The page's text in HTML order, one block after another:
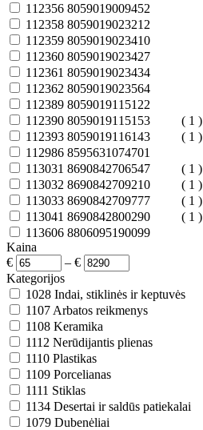
112356 8059019009452
112358 8059019023212
112359 8059019023410
112360 8059019023427
112361 8059019023434
112362 8059019023564
112389 8059019115122
112390 8059019115153
( 1 )
112393 8059019116143
( 1 )
112986 8595631074701
113031 8690842706547
( 1 )
113032 8690842709210
( 1 )
113033 8690842709777
( 1 )
113041 8690842800290
( 1 )
113606 8806095190099
Kaina
€
– €
Kategorijos
1028 Indai, stiklinės ir keptuvės
1107 Arbatos reikmenys
1108 Keramika
1112 Nerūdijantis plienas
1110 Plastikas
1109 Porcelianas
1111 Stiklas
1134 Desertai ir saldūs patiekalai
1079 Dubenėliai